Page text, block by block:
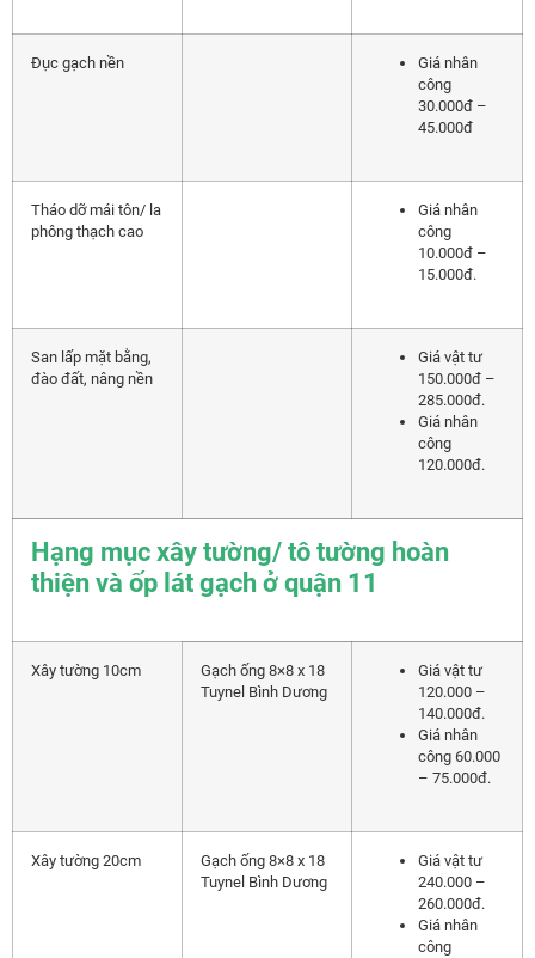
Đục gạch nền
Giá nhân
công
30.000đ –
45.000đ
Tháo dỡ mái tôn/ la
phông thạch cao
Giá nhân
công
10.000đ –
15.000đ.
San lấp mặt bằng,
đào đất, nâng nền
Giá vật tư
150.000đ –
285.000đ.
Giá nhân
công
120.000đ.
Hạng mục xây tường/ tô tường hoàn
thiện và ốp lát gạch ở quận 11
Xây tường 10cm
Gạch ống 8×8 x 18
Tuynel Bình Dương
Giá vật tư
120.000 –
140.000đ.
Giá nhân
công 60.000
– 75.000đ.
Xây tường 20cm
Gạch ống 8×8 x 18
Tuynel Bình Dương
Giá vật tư
240.000 –
260.000đ.
Giá nhân
công